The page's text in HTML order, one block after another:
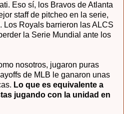
Eso sí, los Bravos de Atlanta
staff de pitcheo en la serie,
Los Royals barrieron las ALCS
la Serie Mundial ante los
nosotros, jugaron puras
de MLB le ganaron unas
Lo que es equivalente a
jugando con la unidad en